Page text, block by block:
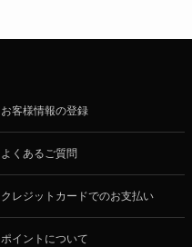
お客様情報の登録
よくあるご質問
クレジットカードでのお支払い
ポイントについて